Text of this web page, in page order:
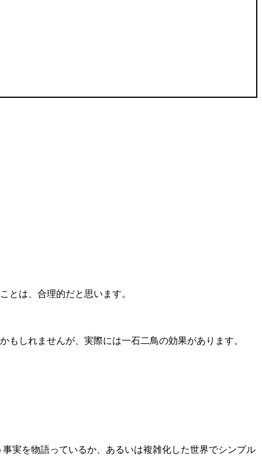
とは、合理的だと思います。
もしれませんが、実際には一石二鳥の効果があります。
実を物語っているか、あるいは複雑化した世界でシンプル